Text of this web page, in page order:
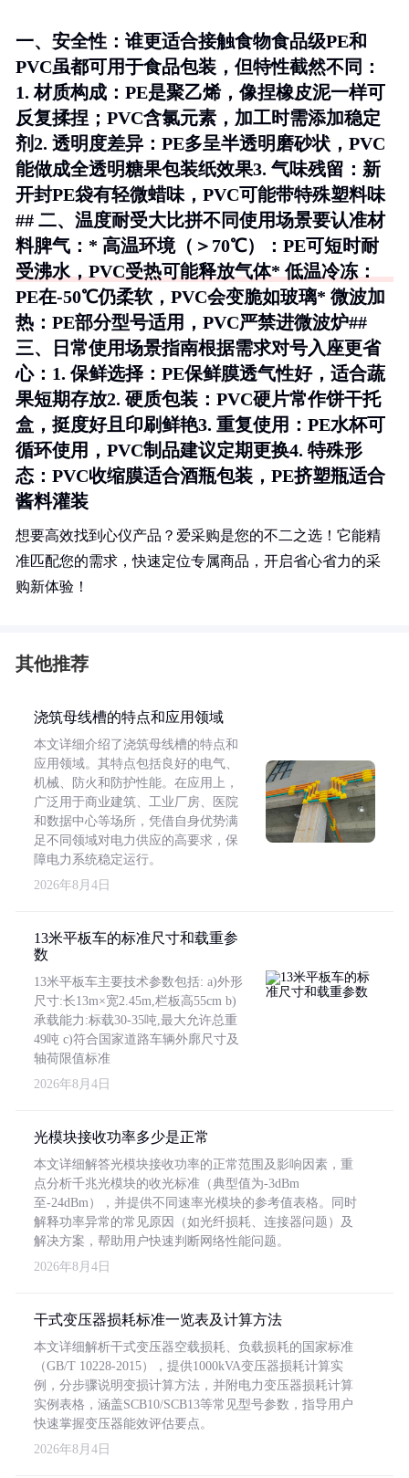
一、安全性：谁更适合接触食物食品级PE和
PVC虽都可用于食品包装，但特性截然不同：
1.材质构成 ：PE是聚乙烯，像捏橡皮泥一样可
反复揉捏；PVC含氯元素，加工时需添加稳定
剂2. 透明度差异 ：PE多呈半透明磨砂状，PVC
能做成全透明糖果包装纸效果3. 气味残留 ：新
开封PE袋有轻微蜡味，PVC可能带特殊塑料味
## 二、温度耐受大比拼不同使用场景要认准材
料脾气：* 高温环境（＞70℃）：PE可短时耐
受沸水，PVC受热可能释放气体* 低温冷冻：
PE在-50℃仍柔软，PVC会变脆如玻璃* 微波加
热：PE部分型号适用，PVC严禁进微波炉##
三、日常使用场景指南根据需求对号入座更省
心：1.保鲜选择 ：PE保鲜膜透气性好，适合蔬
果短期存放2. 硬质包装 ：PVC硬片常作饼干托
盒，挺度好且印刷鲜艳3. 重复使用 ：PE水杯可
循环使用，PVC制品建议定期更换4. 特殊形
态 ：PVC收缩膜适合酒瓶包装，PE挤塑瓶适合
酱料灌装
想要高效找到心仪产品？爱采购是您的不二之选！它能精
准匹配您的需求，快速定位专属商品，开启省心省力的采
购新体验！
其他推荐
浇筑母线槽的特点和应用领域
本文详细介绍了浇筑母线槽的特点和
应用领域。其特点包括良好的电气、
机械、防火和防护性能。在应用上，
广泛用于商业建筑、工业厂房、医院
和数据中心等场所，凭借自身优势满
足不同领域对电力供应的高要求，保
障电力系统稳定运行。
2026年8月4日
13米平板车的标准尺寸和载重参
数
13米平板车主要技术参数包括: a)外形
尺寸:长13m×宽2.45m,栏板高55cm b)
承载能力:标载30-35吨,最大允许总重
49吨 c)符合国家道路车辆外廓尺寸及
轴荷限值标准
2026年8月4日
光模块接收功率多少是正常
本文详细解答光模块接收功率的正常范围及影响因素，重
点分析千兆光模块的收光标准（典型值为-3dBm
至-24dBm），并提供不同速率光模块的参考值表格。同时
解释功率异常的常见原因（如光纤损耗、连接器问题）及
解决方案，帮助用户快速判断网络性能问题。
2026年8月4日
干式变压器损耗标准一览表及计算方法
本文详细解析干式变压器空载损耗、负载损耗的国家标准
（GB/T 10228-2015），提供1000kVA变压器损耗计算实
例，分步骤说明变损计算方法，并附电力变压器损耗计算
实例表格，涵盖SCB10/SCB13等常见型号参数，指导用户
快速掌握变压器能效评估要点。
2026年8月4日